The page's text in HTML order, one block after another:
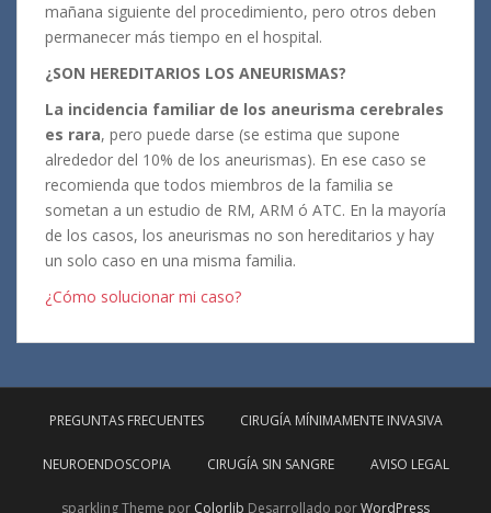
mañana siguiente del procedimiento, pero otros deben
permanecer más tiempo en el hospital.
¿SON HEREDITARIOS LOS ANEURISMAS?
La incidencia familiar de los aneurisma cerebrales
es rara, pero puede darse (se estima que supone
alrededor del 10% de los aneurismas). En ese caso se
recomienda que todos miembros de la familia se
sometan a un estudio de RM, ARM ó ATC. En la mayoría
de los casos, los aneurismas no son hereditarios y hay
un solo caso en una misma familia.
¿Cómo solucionar mi caso?
PREGUNTAS FRECUENTES CIRUGÍA MÍNIMAMENTE INVASIVA
NEUROENDOSCOPIA CIRUGÍA SIN SANGRE AVISO LEGAL
sparkling Theme por Colorlib Desarrollado porWordPress